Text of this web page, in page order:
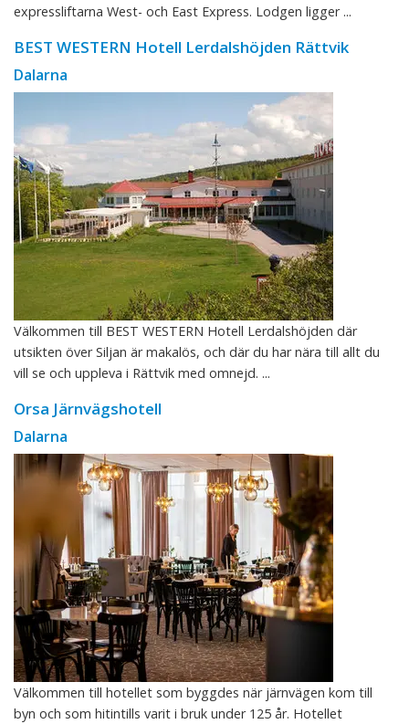
expressliftarna West- och East Express. Lodgen ligger ...
BEST WESTERN Hotell Lerdalshöjden Rättvik
Dalarna
Välkommen till BEST WESTERN Hotell Lerdalshöjden där
utsikten över Siljan är makalös, och där du har nära till allt du
vill se och uppleva i Rättvik med omnejd. ...
Orsa Järnvägshotell
Dalarna
Välkommen till hotellet som byggdes när järnvägen kom till
byn och som hitintills varit i bruk under 125 år. Hotellet